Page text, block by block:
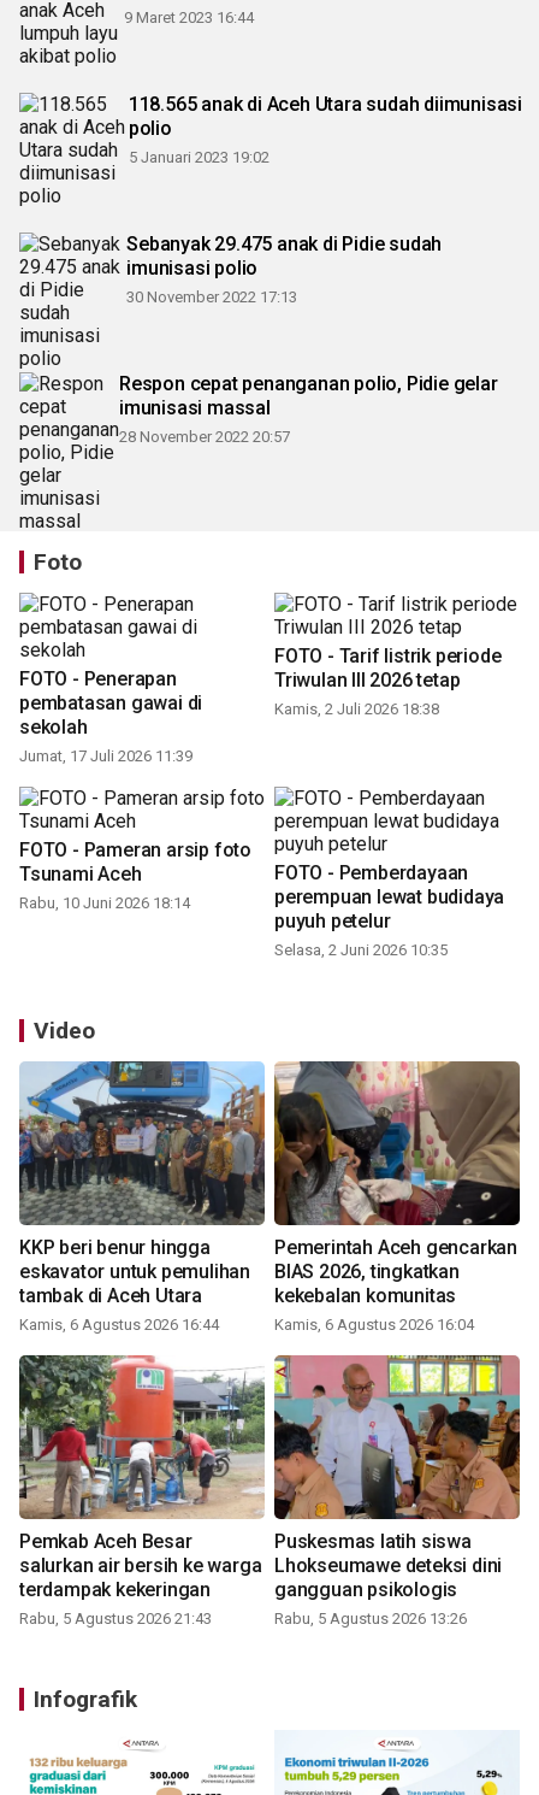
9 Maret 2023 16:44
118.565 anak di Aceh Utara sudah diimunisasi
polio
5 Januari 2023 19:02
Sebanyak 29.475 anak di Pidie sudah
imunisasi polio
30 November 2022 17:13
Respon cepat penanganan polio, Pidie gelar
imunisasi massal
28 November 2022 20:57
Foto
FOTO - Penerapan
pembatasan gawai di
sekolah
Jumat, 17 Juli 2026 11:39
FOTO - Tarif listrik periode
Triwulan III 2026 tetap
Kamis, 2 Juli 2026 18:38
FOTO - Pameran arsip foto
Tsunami Aceh
Rabu, 10 Juni 2026 18:14
FOTO - Pemberdayaan
perempuan lewat budidaya
puyuh petelur
Selasa, 2 Juni 2026 10:35
Video
KKP beri benur hingga
eskavator untuk pemulihan
tambak di Aceh Utara
Kamis, 6 Agustus 2026 16:44
Pemerintah Aceh gencarkan
BIAS 2026, tingkatkan
kekebalan komunitas
Kamis, 6 Agustus 2026 16:04
Pemkab Aceh Besar
salurkan air bersih ke warga
terdampak kekeringan
Rabu, 5 Agustus 2026 21:43
Puskesmas latih siswa
Lhokseumawe deteksi dini
gangguan psikologis
Rabu, 5 Agustus 2026 13:26
Infografik